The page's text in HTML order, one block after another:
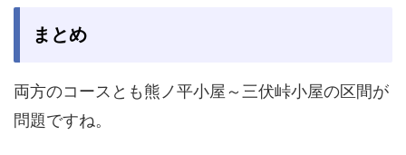
まとめ
両方のコースとも熊ノ平小屋～三伏峠小屋の区間が
問題ですね。